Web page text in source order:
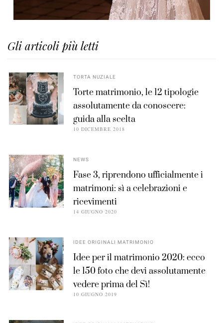
Gli articoli più letti
TORTA NUZIALE
Torte matrimonio, le 12 tipologie
assolutamente da conoscere:
guida alla scelta
10 DICEMBRE 2018
NEWS
Fase 3, riprendono ufficialmente i
matrimoni: sì a celebrazioni e
ricevimenti
14 GIUGNO 2020
IDEE ORIGINALI MATRIMONIO
Idee per il matrimonio 2020: ecco
le 150 foto che devi assolutamente
vedere prima del Sì!
10 GIUGNO 2019